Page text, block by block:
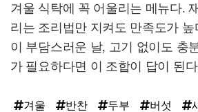
겨울 식탁에 꼭 어울리는 메뉴다.
리는 조리법만 지켜도 만족도가
이 부담스러운 날, 고기 없이도 충
가 필요하다면 이 조합이 답이 된
겨울 반찬 두부 버섯